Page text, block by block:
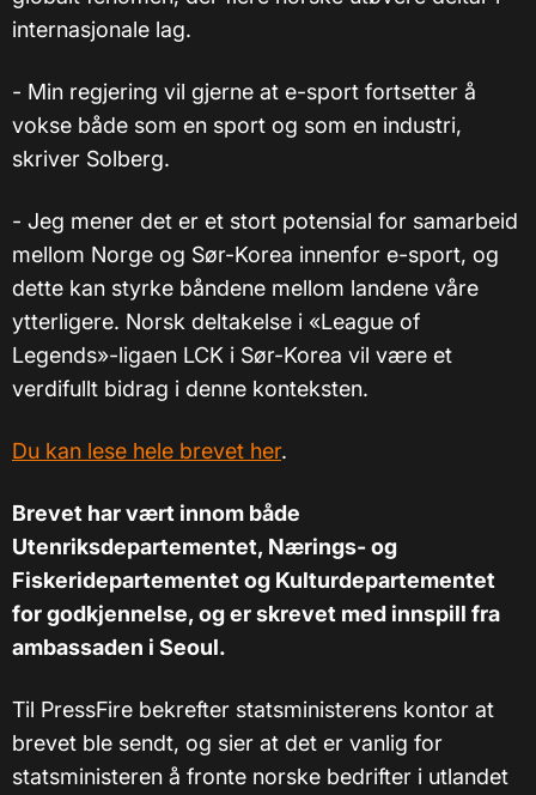
internasjonale lag.
- Min regjering vil gjerne at e-sport fortsetter å
vokse både som en sport og som en industri,
skriver Solberg.
- Jeg mener det er et stort potensial for samarbeid
mellom Norge og Sør-Korea innenfor e-sport, og
dette kan styrke båndene mellom landene våre
ytterligere. Norsk deltakelse i «League of
Legends»-ligaen LCK i Sør-Korea vil være et
verdifullt bidrag i denne konteksten.
Du kan lese hele brevet her.
Brevet har vært innom både
Utenriksdepartementet, Nærings- og
Fiskeridepartementet og Kulturdepartementet
for godkjennelse, og er skrevet med innspill fra
ambassaden i Seoul.
Til PressFire bekrefter statsministerens kontor at
brevet ble sendt, og sier at det er vanlig for
statsministeren å fronte norske bedrifter i utlandet